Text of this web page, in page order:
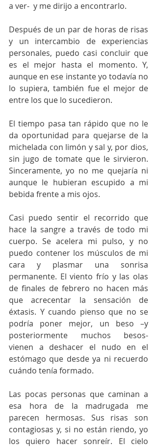
a ver-  y me dirijo a encontrarlo.
Después de un par de horas de risas
y un intercambio de experiencias
personales, puedo casi concluir que
es el mejor hasta el momento. Y,
aunque en ese instante yo todavía no
lo supiera, también fue el mejor de
entre los que lo sucedieron.
El tiempo pasa tan rápido que no le
da oportunidad para quejarse de la
michelada con limón y sal y, por dios,
sin jugo de tomate que le sirvieron.
Sinceramente, yo no me quejaría ni
aunque le hubieran escupido a mi
bebida frente a mis ojos.
Casi puedo sentir el recorrido que
hace la sangre a través de todo mi
cuerpo. Se acelera mi pulso, y no
puedo contener los músculos de mi
cara y plasmar una sonrisa
permanente. El viento frío y las olas
de finales de febrero no hacen más
que acrecentar la sensación de
éxtasis. Y cuando pienso que no se
podría poner mejor, un beso –y
posteriormente muchos besos-
vienen a deshacer el nudo en el
estómago que desde ya ni recuerdo
cuándo tenía formado.
Las pocas personas que caminan a
esa hora de la madrugada me
parecen hermosas. Sus risas son
contagiosas y, si no están riendo, yo
los quiero hacer sonreír. El cielo